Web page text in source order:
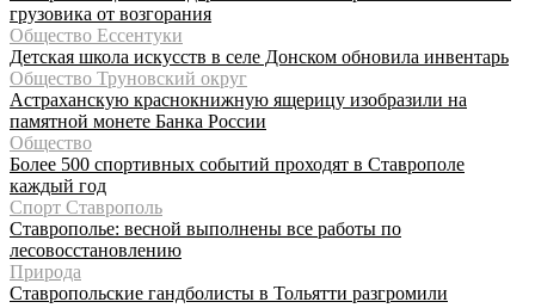
грузовика от возгорания
Общество Ессентуки
Детская школа искусств в селе Донском обновила инвентарь
Общество Труновский округ
Астраханскую краснокнижную ящерицу изобразили на
памятной монете Банка России
Общество
Более 500 спортивных событий проходят в Ставрополе
каждый год
Спорт Ставрополь
Ставрополье: весной выполнены все работы по
лесовосстановлению
Природа
Ставропольские гандболисты в Тольятти разгромили